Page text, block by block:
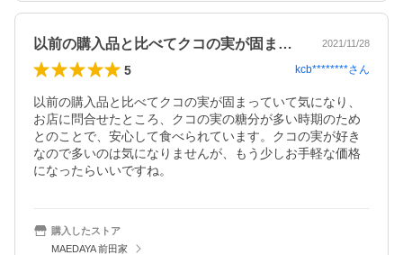
以前の購入品と比べてクコの実が固まって… 2021/11/28
5 kcb********さん
以前の購入品と比べてクコの実が固まっていて気になり、
お店に問合せたところ、クコの実の糖分が多い時期のため
とのことで、安心して食べられています。クコの実が好き
なので多いのは気になりませんが、もう少しお手軽な価格
になったらいいですね。
購入したストア
MAEDAYA 前田家